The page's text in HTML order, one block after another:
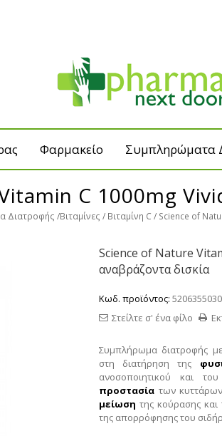
Φαρμακείο Συμπληρώματα
C 1000mg
Διατροφής Βιταμίνες Βιταμίνη C Science of
Science of Nature
αναβράζοντα δισκία
Κωδ. προϊόντος:
Στείλτε σ' ένα φίλο
Συμπλήρωμα διατροφής
στη διατήρηση της
ανοσοποιητικού και
προστασία των
μείωση της κούρασης
της απορρόφησηςτου